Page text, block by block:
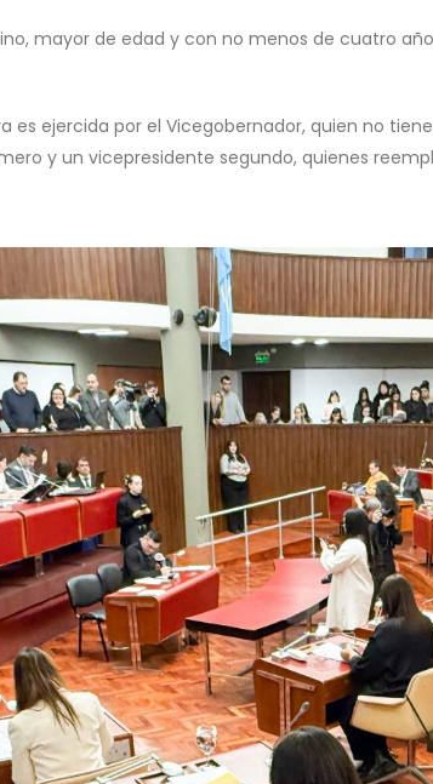
mayor de edad y con no menos de cuatro
es ejercida por el Vicegobernador, quien no
y un vicepresidente segundo, quienes